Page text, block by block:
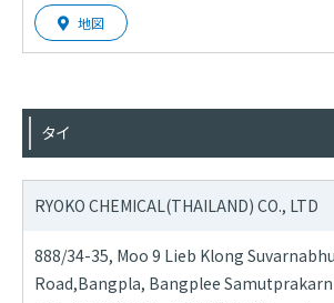
地図
タイ
RYOKO CHEMICAL(THAILAND) CO., LTD
888/34-35, Moo 9 Lieb Klong
Road,Bangpla, Bangplee